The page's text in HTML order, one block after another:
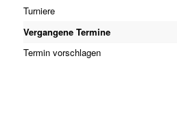
Turniere
Vergangene Termine
Termin vorschlagen